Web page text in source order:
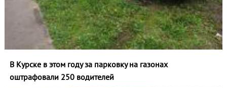
В Курске в этом году за парковку на газонах
оштрафовали 250 водителей